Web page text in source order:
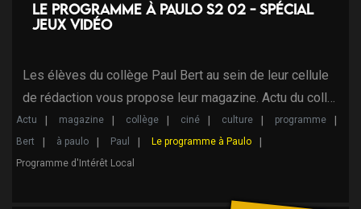
Le programme à Paulo S2 02 - Spécial
Jeux Vidéo
Les élèves du collège Paul Bert au sein de leur cellule
de rédaction vous propose leur magazine. Actu du coll…
Actu magazine collège ciné culture
programme
Bert
à paulo Paul
Le programme à Paulo
Programme d'Intérêt Local